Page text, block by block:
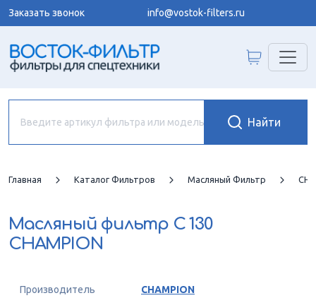
Заказать звонок info@vostok-filters.ru
Главная Каталог Фильтров Масляный Фильтр
Масляный фильтр C 130
CHAMPION
Производитель CHAMPION